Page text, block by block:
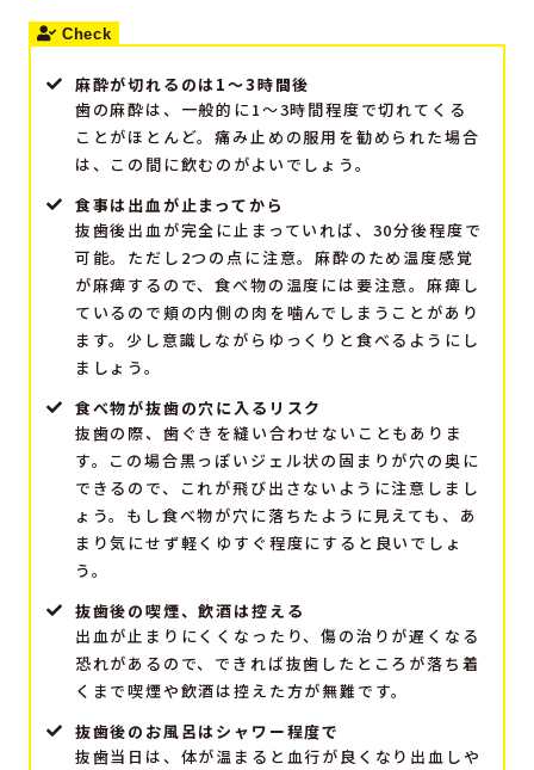
麻酔が切れるのは1～3時間後
歯の麻酔は、一般的に1～3時間程度で切れてくる
ことがほとんど。痛み止めの服用を勧められた場合
は、この間に飲むのがよいでしょう。
食事は出血が止まってから
抜歯後出血が完全に止まっていれば、30分後程度で
可能。ただし2つの点に注意。麻酔のため温度感覚
が麻痺するので、食べ物の温度には要注意。麻痺し
ているので頬の内側の肉を噛んでしまうことがあり
ます。少し意識しながらゆっくりと食べるようにし
ましょう。
食べ物が抜歯の穴に入るリスク
抜歯の際、歯ぐきを縫い合わせないこともありま
す。この場合黒っぽいジェル状の固まりが穴の奥に
できるので、これが飛び出さないように注意しまし
ょう。もし食べ物が穴に落ちたように見えても、あ
まり気にせず軽くゆすぐ程度にすると良いでしょ
う。
抜歯後の喫煙、飲酒は控える
出血が止まりにくくなったり、傷の治りが遅くなる
恐れがあるので、できれば抜歯したところが落ち着
くまで喫煙や飲酒は控えた方が無難です。
抜歯後のお風呂はシャワー程度で
抜歯当日は、体が温まると血行が良くなり出血しや